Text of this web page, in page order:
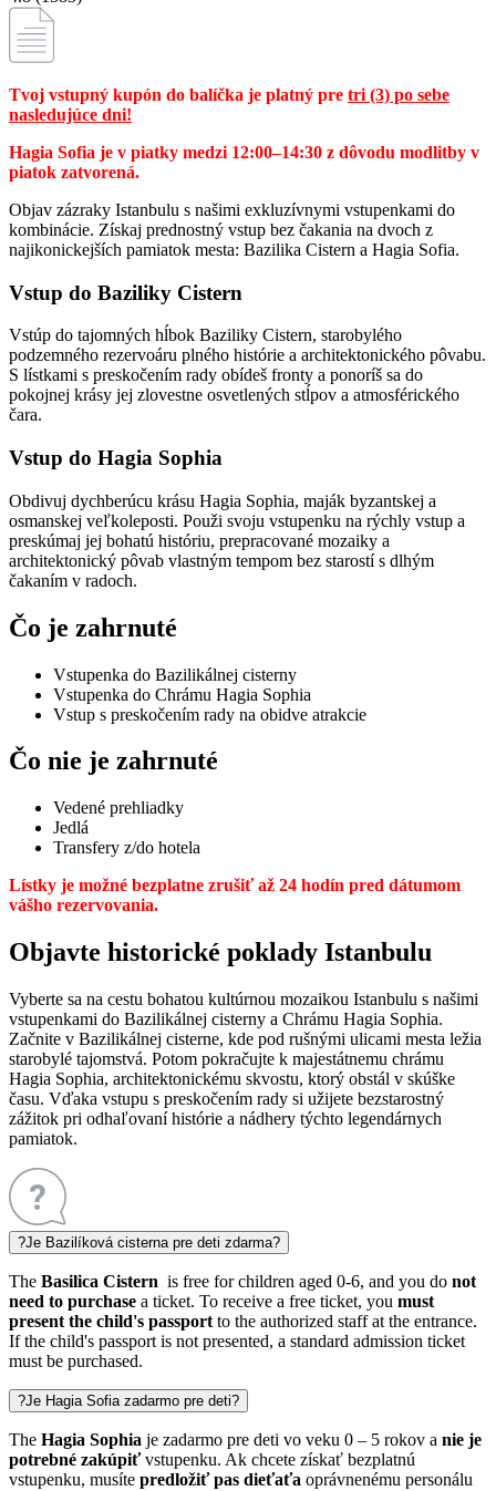
Tvoj vstupný kupón do balíčka je platný pre tri (3) po sebe
nasledujúce dni!
Hagia Sofia je v piatky medzi 12:00–14:30 z dôvodu modlitby v
piatok zatvorená.
Objav zázraky Istanbulu s našimi exkluzívnymi vstupenkami do
kombinácie. Získaj prednostný vstup bez čakania na dvoch z
najikonickejších pamiatok mesta: Bazilika Cistern a Hagia Sofia.
Vstup do Baziliky Cistern
Vstúp do tajomných hĺbok Baziliky Cistern, starobylého
podzemného rezervoáru plného histórie a architektonického pôvabu.
S lístkami s preskočením rady obídeš fronty a ponoríš sa do
pokojnej krásy jej zlovestne osvetlených stĺpov a atmosférického
čara.
Vstup do Hagia Sophia
Obdivuj dychberúcu krásu Hagia Sophia, maják byzantskej a
osmanskej veľkoleposti. Použi svoju vstupenku na rýchly vstup a
preskúmaj jej bohatú históriu, prepracované mozaiky a
architektonický pôvab vlastným tempom bez starostí s dlhým
čakaním v radoch.
Čo je zahrnuté
Vstupenka do Bazilikálnej cisterny
Vstupenka do Chrámu Hagia Sophia
Vstup s preskočením rady na obidve atrakcie
Čo nie je zahrnuté
Vedené prehliadky
Jedlá
Transfery z/do hotela
Lístky je možné bezplatne zrušiť až 24 hodín pred dátumom
vášho rezervovania.
Objavte historické poklady Istanbulu
Vyberte sa na cestu bohatou kultúrnou mozaikou Istanbulu s našimi
vstupenkami do Bazilikálnej cisterny a Chrámu Hagia Sophia.
Začnite v Bazilikálnej cisterne, kde pod rušnými ulicami mesta ležia
starobylé tajomstvá. Potom pokračujte k majestátnemu chrámu
Hagia Sophia, architektonickému skvostu, ktorý obstál v skúške
času. Vďaka vstupu s preskočením rady si užijete bezstarostný
zážitok pri odhaľovaní histórie a nádhery týchto legendárnych
pamiatok.
?Je Bazilíková cisterna pre deti zdarma?
The Basilica Cistern is free for children aged 0-6, and you do not
need to purchase a ticket. To receive a free ticket, you must
present the child's passport to the authorized staff at the entrance.
If the child's passport is not presented, a standard admission ticket
must be purchased.
?Je Hagia Sofia zadarmo pre deti?
The Hagia Sophia je zadarmo pre deti vo veku 0 – 5 rokov a nie je
potrebné zakúpiťvstupenku. Ak chcete získať bezplatnú
vstupenku, musíte predložiť pas dieťaťa oprávnenému personálu